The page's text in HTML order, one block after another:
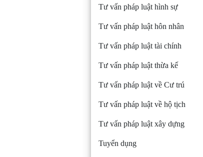
Tư vấn pháp luật hình sự
Tư vấn pháp luật hôn nhân
Tư vấn pháp luật tài chính
Tư vấn pháp luật thừa kế
Tư vấn pháp luật về Cư trú
Tư vấn pháp luật về hộ tịch
Tư vấn pháp luật xây dựng
Tuyển dụng